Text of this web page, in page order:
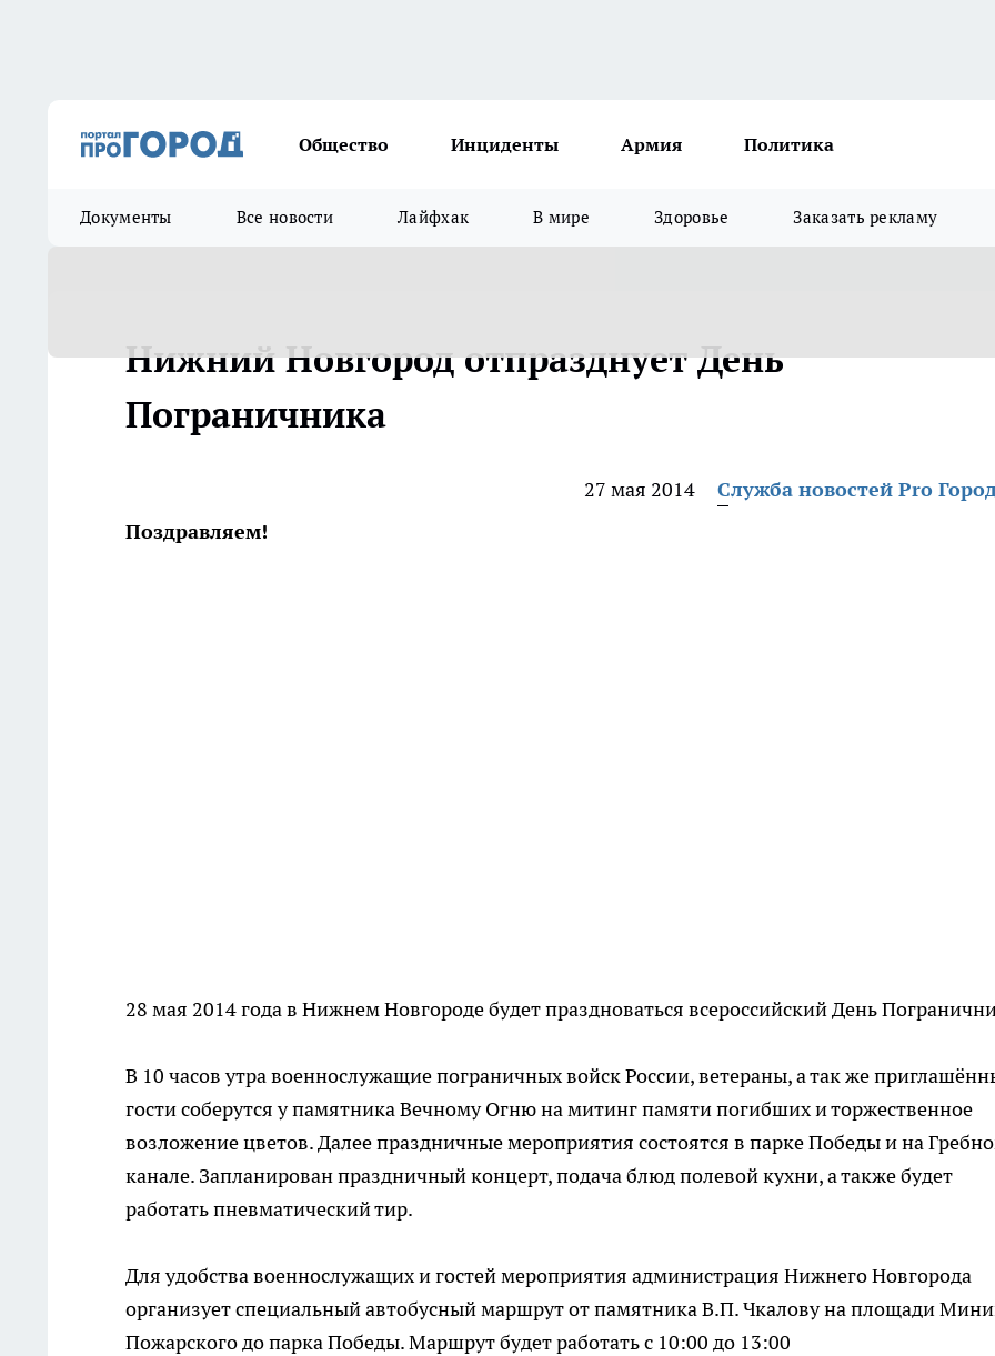
Общество Инциденты Армия Политика
Документы Все новости Лайфхак В мире Здоровье Заказать рекламу
Нижний Новгород отпразднует День
Пограничника
27 мая 2014
Служба новостей Pro
Поздравляем!
28 мая 2014 года в Нижнем Новгороде будет праздноваться всероссийский День
В 10 часов утра военнослужащие пограничных войск России, ветераны, а так же
гости соберутся у памятника Вечному Огню на митинг памяти погибших и торжественное
возложение цветов. Далее праздничные мероприятия состоятся в парке Победы и на
канале. Запланирован праздничный концерт, подача блюд полевой кухни, а также будет
работать пневматический тир.
Для удобства военнослужащих и гостей мероприятия администрация Нижнего Новгорода
организует специальный автобусный маршрут от памятника В.П. Чкалову на площади
Пожарского до парка Победы. Маршрут будет работать с 10:00 до 13:00